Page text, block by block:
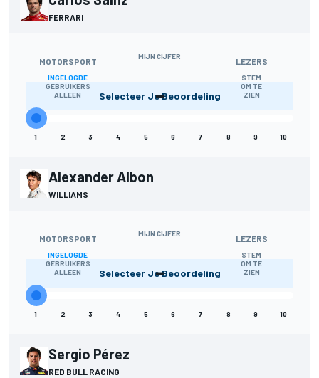
FERRARI
MOTORSPORT
INGELOGDE
GEBRUIKERS
ALLEEN
MIJN CIJFER
-
LEZERS
STEM
OM TE
ZIEN
Selecteer Je Beoordeling
1 2 3 4 5 6 7 8 9 10
Alexander Albon
WILLIAMS
MOTORSPORT
INGELOGDE
GEBRUIKERS
ALLEEN
MIJN CIJFER
-
LEZERS
STEM
OM TE
ZIEN
Selecteer Je Beoordeling
1 2 3 4 5 6 7 8 9 10
Sergio Pérez
RED BULL RACING